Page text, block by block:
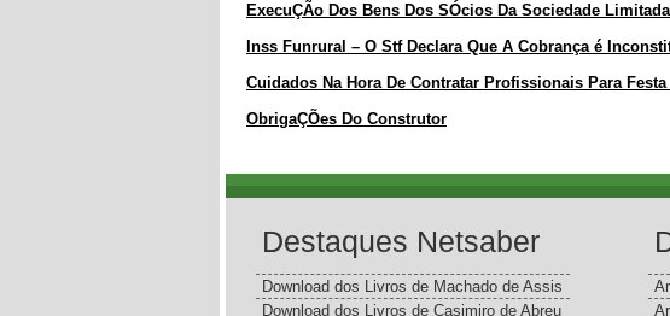
ExecuÇÃo Dos Bens Dos SÓcios Da Sociedade
Inss Funrural – O Stf Declara Que A Cobrança é
Cuidados Na Hora De Contratar Profissionais Para
ObrigaÇÕes Do Construtor
Destaques Netsaber
Download dos Livros de Machado de Assis
Download dos Livros de Casimiro de Abreu